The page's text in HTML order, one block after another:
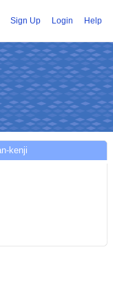
Sign Up Login Help
kenji